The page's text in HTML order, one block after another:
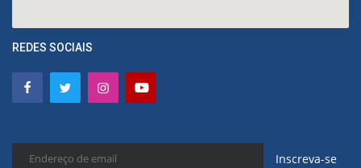
REDES SOCIAIS
Inscreva-se